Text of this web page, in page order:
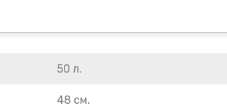
50 л.
48 см.